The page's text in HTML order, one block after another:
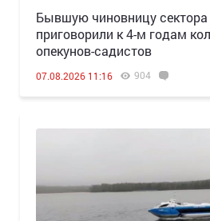
Бывшую чиновницу сектора
приговорили к 4-м годам
опекунов-садистов
07.08.2026 11:16 904